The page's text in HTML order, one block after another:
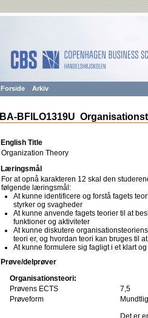
Forside Arkiv
BA-BFILO1319U
English Title
Organization Theory
Læringsmål
For at opnå karakteren 12 skal den
følgende læringsmål:
At kunne identificere og forstå fagets
styrker og svagheder
At kunne anvende fagets teorier til at
funktioner og aktiviteter
At kunne diskutere
teori er, og hvordan teori kan bruges til
At kunne formulere sig fagligt i et klart
Prøve/delprøver
Organisationsteori:
Prøvens ECTS
7,5
Prøveform
Det er